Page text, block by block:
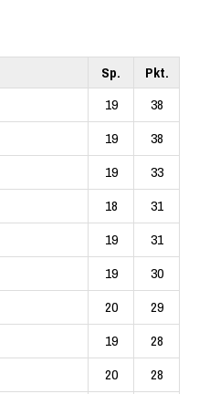
Sp.
Pkt.
19
38
19
38
19
33
18
31
19
31
19
30
20
29
19
28
20
28